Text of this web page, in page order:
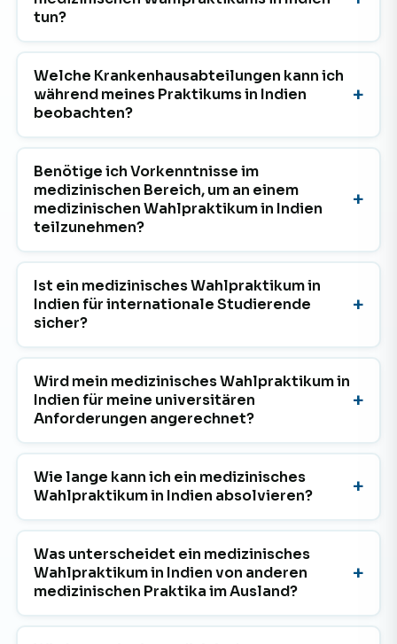
tun?
Welche Krankenhausabteilungen kann ich
während meines Praktikums in Indien
beobachten?
Benötige ich Vorkenntnisse im
medizinischen Bereich, um an einem
medizinischen Wahlpraktikum in Indien
teilzunehmen?
Ist ein medizinisches Wahlpraktikum in
Indien für internationale Studierende
sicher?
Wird mein medizinisches Wahlpraktikum in
Indien für meine universitären
Anforderungen angerechnet?
Wie lange kann ich ein medizinisches
Wahlpraktikum in Indien absolvieren?
Was unterscheidet ein medizinisches
Wahlpraktikum in Indien von anderen
medizinischen Praktika im Ausland?